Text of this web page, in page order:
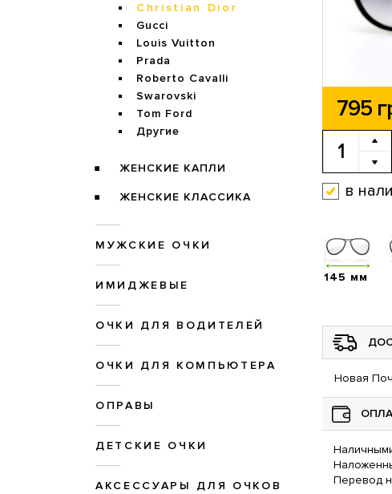
Christian Dior
Gucci
Louis Vuitton
Prada
Roberto Cavalli
Swarovski
Tom Ford
Другие
ЖЕНСКИЕ КАПЛИ
ЖЕНСКИЕ КЛАССИКА
МУЖСКИЕ ОЧКИ
ИМИДЖЕВЫЕ
ОЧКИ ДЛЯ ВОДИТЕЛЕЙ
ОЧКИ ДЛЯ КОМПЬЮТЕРА
ОПРАВЫ
ДЕТСКИЕ ОЧКИ
АКСЕССУАРЫ ДЛЯ ОЧКОВ
795
в
145 мм
Новая
Перевод